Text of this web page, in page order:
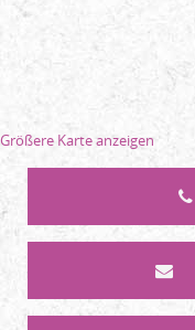
Größere Karte anzeigen